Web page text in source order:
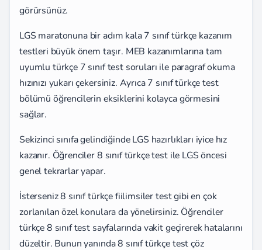
görürsünüz.
LGS maratonuna bir adım kala 7 sınıf türkçe kazanım
testleri büyük önem taşır. MEB kazanımlarına tam
uyumlu türkçe 7 sınıf test soruları ile paragraf okuma
hızınızı yukarı çekersiniz. Ayrıca 7 sınıf türkçe test
bölümü öğrencilerin eksiklerini kolayca görmesini
sağlar.
Sekizinci sınıfa gelindiğinde LGS hazırlıkları iyice hız
kazanır. Öğrenciler 8 sınıf türkçe test ile LGS öncesi
genel tekrarlar yapar.
İsterseniz 8 sınıf türkçe fiilimsiler test gibi en çok
zorlanılan özel konulara da yönelirsiniz. Öğrenciler
türkçe 8 sınıf test sayfalarında vakit geçirerek hatalarını
düzeltir. Bunun yanında 8 sınıf türkçe test çöz